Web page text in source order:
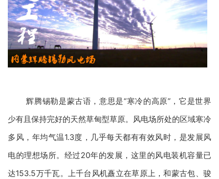
辉腾锡勒是蒙古语，意思是“寒冷的高原”，它是世界
少有且保持完好的天然草甸型草原。风电场所处的区域寒冷
多风，年均气温1.3度，几乎每天都有有效风时，是发展风
电的理想场所。经过20年的发展，这里的风电装机容量已
达153.5万千瓦。上千台风机矗立在草原上，和蒙古包、骏